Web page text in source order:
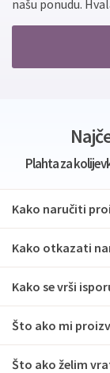
našu ponudu.
Plahta za
Kako naručiti
Kako otkazati
Kako se vrši
Što ako mi
Što ako želim